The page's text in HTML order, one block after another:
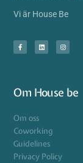
Vi är House Be
Om House be
Om oss
Coworking
Guidelines
Privacy Policy